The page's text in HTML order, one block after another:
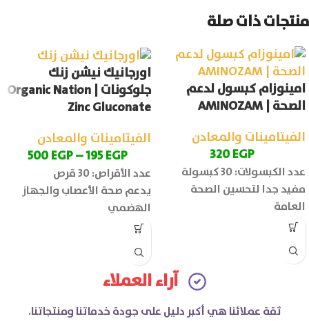
منتجات ذات صلة
امينوزام كبسول لدعم
الصحة | AMINOZAM
الفيتامينات والمعادن
320EGP
عدد الكبسولات: 30 كبسولة
مفيد جدا لتحسين الصحة
العامة
اورجانيك نيشن زنك
جلوكونات | Organic Nation
Zinc Gluconate
الفيتامينات والمعادن
195EGP
–
500EGP
عدد الأقراص: 30 قرص
يدعم صحة الأعصاب والجهاز
الهضمي
آراء العملاء
ثقة عملائنا هي أكبر دليل على جودة خدماتنا ومنتجاتنا.